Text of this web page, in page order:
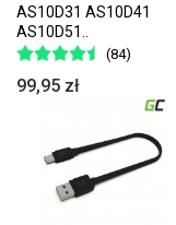
AS10D31 AS10D41
AS10D51..
(84)
99,95 zł